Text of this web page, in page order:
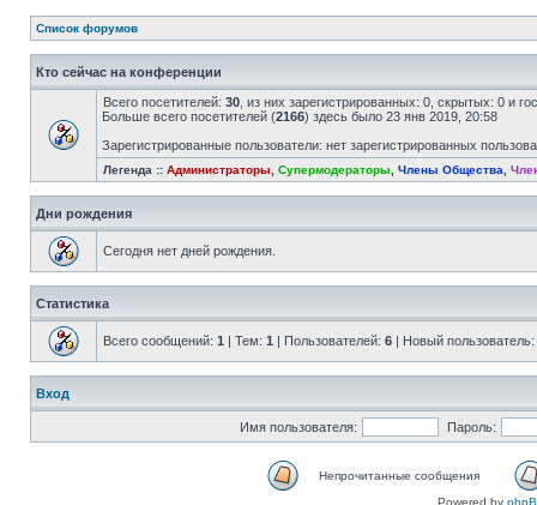
Список форумов
Кто сейчас на конференции
Всего посетителей: 30 , из них зарегистрированных: 0, скрытых: 0 и
Больше всего посетителей (2166) здесь было 23 янв 2019, 20:58
Зарегистрированные пользователи: нет зарегистрированных
Легенда :: Администраторы Супермодераторы Члены Общества
Дни рождения
Сегодня нет дней рождения.
Статистика
Всего сообщений: 1 | Тем: 1 | Пользователей: 6 | Новый пользователь:
Вход
Имя пользователя: Пароль:
Непрочитанные сообщения
Powered by